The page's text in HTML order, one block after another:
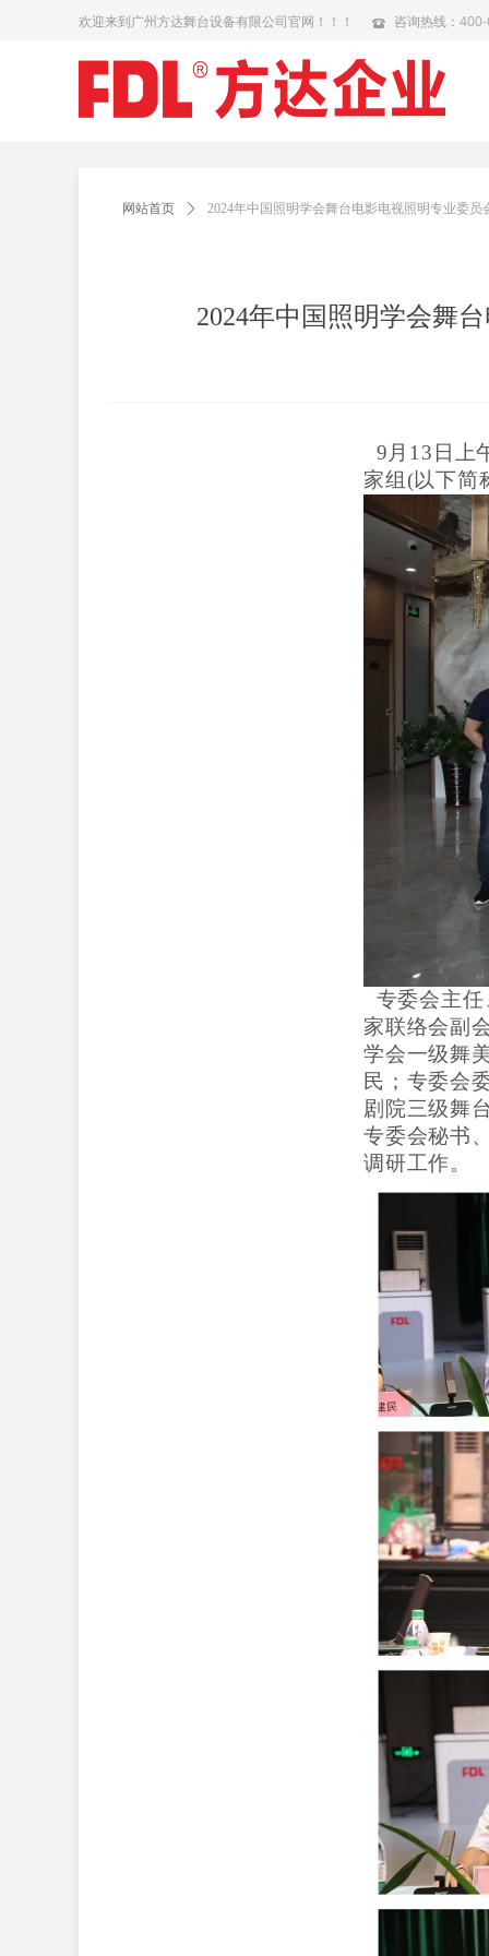
咨询热线：
欢迎来到广州方达舞台设备有限公司官网！！！ 뀰
2024年中国照明学会舞
网站首页 ꄲ 2024年中国照明学会舞台电影电视照明专业委
9月13日上
家组 (以下简
专委会主
家联络会副
学会一级舞
民；专委会
剧院三级舞
专委会秘书
调研工作。